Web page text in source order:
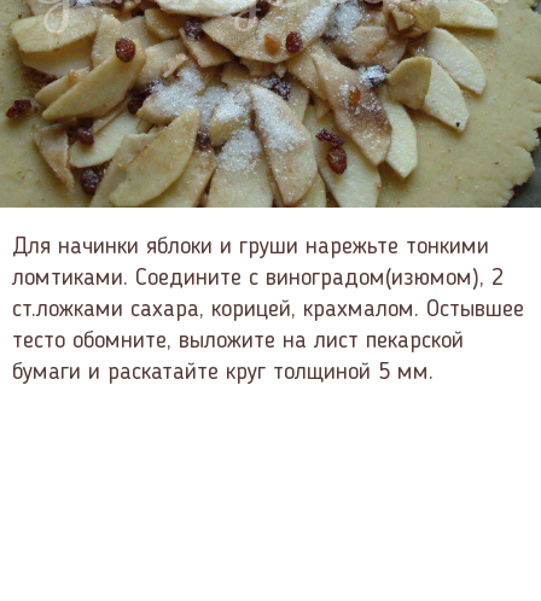
Для начинки яблоки и груши нарежьте тонкими
ломтиками. Соедините с виноградом(изюмом), 2
ст.ложками сахара, корицей, крахмалом. Остывшее
тесто обомните, выложите на лист пекарской
бумаги и раскатайте круг толщиной 5 мм.